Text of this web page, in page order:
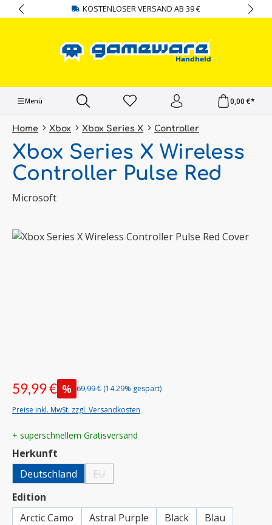
springen KOSTENLOSER VERSAND AB 39 €
Menü 0,00 €*
Home Xbox Xbox Series X Controller
Xbox Series X Wireless
Controller Pulse Red
Microsoft
Bildergalerie überspringen
59,99 € % 69,99 € (14.29% gespart)
Preise inkl. MwSt. zzgl. Versandkosten
+ superschnellem Gratisversand
Herkunft
Deutschland
EU(Diese Option ist zurzeit nicht verfügbar.)
Edition
Arctic Camo
Astral Purple Black
Blau